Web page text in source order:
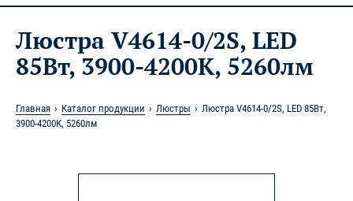
Люстра V4614-0/2S, LED
85Вт, 3900-4200К, 5260лм
Главная Каталог продукции Люстры
Люстра V4614-0/2S, LED 85Вт,
3900-4200К, 5260лм